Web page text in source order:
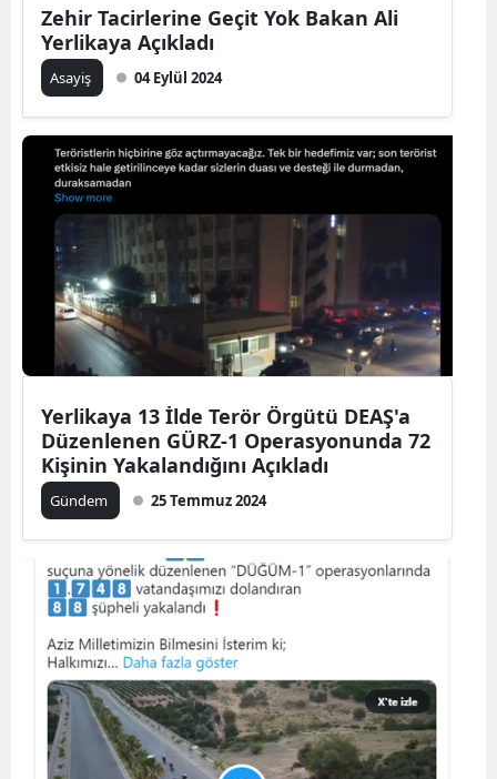
Zehir Tacirlerine Geçit Yok Bakan Ali
Yerlikaya Açıkladı
Asayiş 04 Eylül 2024
Yerlikaya 13 İlde Terör Örgütü DEAŞ'a
Düzenlenen GÜRZ-1 Operasyonunda 72
Kişinin Yakalandığını Açıkladı
Gündem 25 Temmuz 2024